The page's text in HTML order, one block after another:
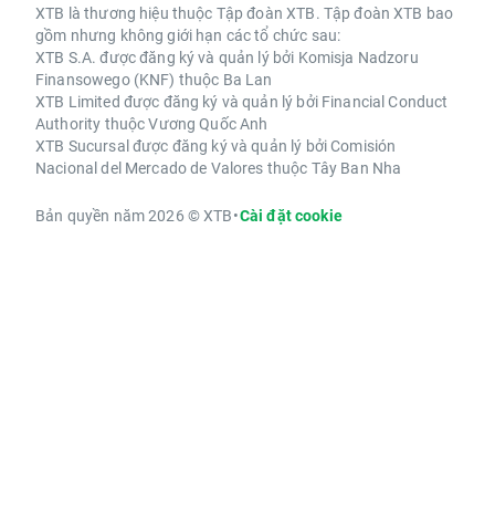
XTB là thương hiệu thuộc Tập đoàn XTB. Tập đoàn XTB bao
gồm nhưng không giới hạn các tổ chức sau:
XTB S.A. được đăng ký và quản lý bởi Komisja Nadzoru
Finansowego (KNF) thuộc Ba Lan
XTB Limited được đăng ký và quản lý bởi Financial Conduct
Authority thuộc Vương Quốc Anh
XTB Sucursal được đăng ký và quản lý bởi Comisión
Nacional del Mercado de Valores thuộc Tây Ban Nha
Bản quyền năm 2026 © XTB•Cài đặt cookie